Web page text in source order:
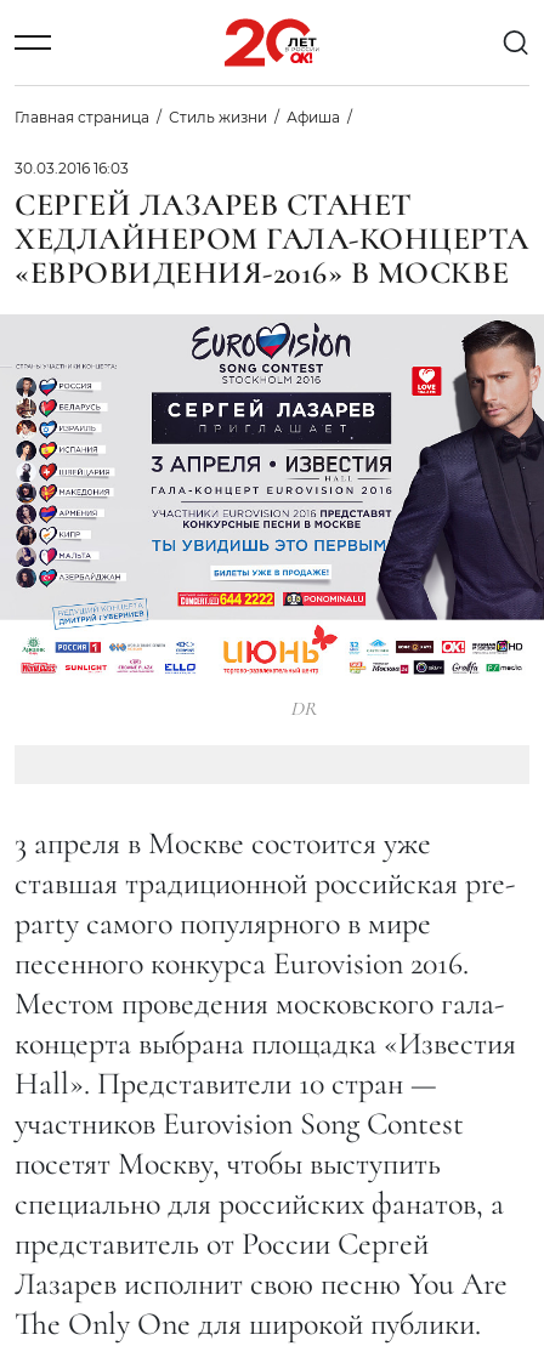
Главная страница Стиль жизни Афиша
30.03.2016 16:03
СЕРГЕЙ ЛАЗАРЕВ СТАНЕТ
ХЕДЛАЙНЕРОМ ГАЛА-КОНЦЕРТА
«ЕВРОВИДЕНИЯ-2016» В МОСКВЕ
DR
3 апреля в Москве состоится уже
ставшая традиционной российская pre-
party самого популярного в мире
песенного конкурса Eurovision 2016.
Местом проведения московского гала-
концерта выбрана площадка «Известия
Hall». Представители 10 стран —
участников Eurovision Song Contest
посетят Москву, чтобы выступить
специально для российских фанатов, а
представитель от России Сергей
Лазарев исполнит свою песню You Are
The Only One для широкой публики.